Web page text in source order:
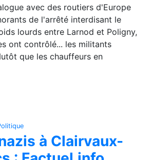
avec des routiers d'Europe
de l'arrêté interdisant le
lourds entre Larnod et Poligny,
ont contrôlé... les militants
que les chauffeurs en
à Clairvaux-